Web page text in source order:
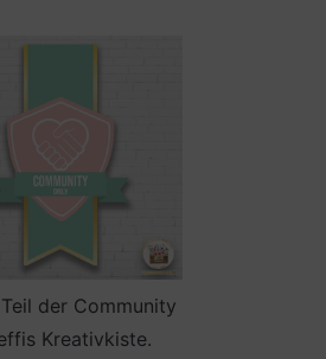
der Community
Kreativkiste.